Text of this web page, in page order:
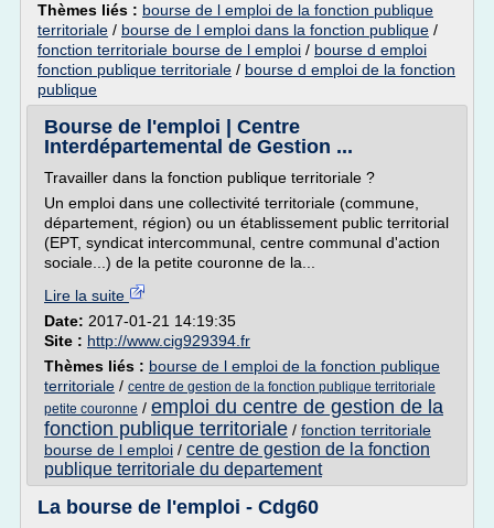
Thèmes liés : bourse de l emploi de la fonction publique
territoriale / bourse de l emploi dans la fonction publique /
fonction territoriale bourse de l emploi / bourse d emploi
fonction publique territoriale / bourse d emploi de la fonction
publique
Bourse de l'emploi | Centre
Interdépartemental de Gestion ...
Travailler dans la fonction publique territoriale ?
Un emploi dans une collectivité territoriale (commune,
département, région) ou un établissement public territorial
(EPT, syndicat intercommunal, centre communal d'action
sociale...) de la petite couronne de la...
Lire la suite
Date: 2017-01-21 14:19:35
Site : http://www.cig929394.fr
Thèmes liés : bourse de l emploi de la fonction publique
territoriale / centre de gestion de la fonction publique territoriale
petite couronne / emploi du centre de gestion de la
fonction publique territoriale / fonction territoriale
bourse de l emploi / centre de gestion de la fonction
publique territoriale du departement
La bourse de l'emploi - Cdg60